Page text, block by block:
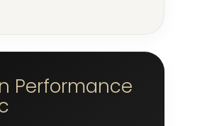
Performance